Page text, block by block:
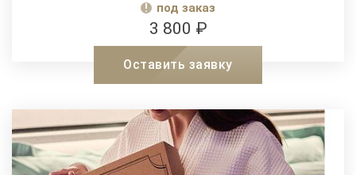
под заказ
3 800 ₽
Оставить заявку